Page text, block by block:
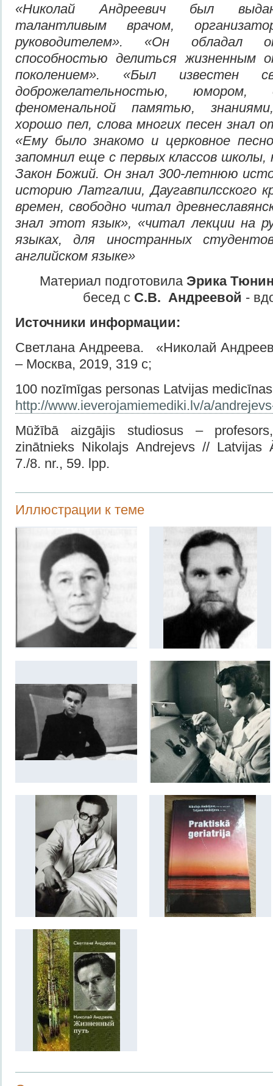
«Николай Андреевич был
талантливым врачом,
руководителем». «Он обладал
способностью делиться жизненным
поколением». «Был известен
доброжелательностью,
феноменальной памятью,
хорошо пел, слова многих песен знал
«Ему было знакомо и церковное
запомнил еще с первых классов школы,
Закон Божий. Он знал 300-летнюю
историю Латгалии, Даугавпилсского
времен, свободно читал
знал этот язык», «читал лекции на
языках, для иностранных
английском языке»
Материал подготовила Эрика
бесед с С.В. Андреевой -
Источники информации:
Светлана Андреева. «Николай
– Москва, 2019, 319 с;
100 nozīmīgas personas Latvijas
http://www.ieverojamiemediki.lv/a/
Mūžībā aizgājis studiosus –
zinātnieks Nikolajs Andrejevs // Latvijas
7./8. nr., 59. lpp.
Иллюстрации к теме